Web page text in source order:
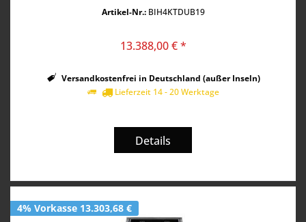
Artikel-Nr.:BIH4KTDUB19
13.388,00 € *
Versandkostenfrei in Deutschland (außer Inseln)
Lieferzeit 14 - 20 Werktage
Details
4% Vorkasse 13.303,68 €